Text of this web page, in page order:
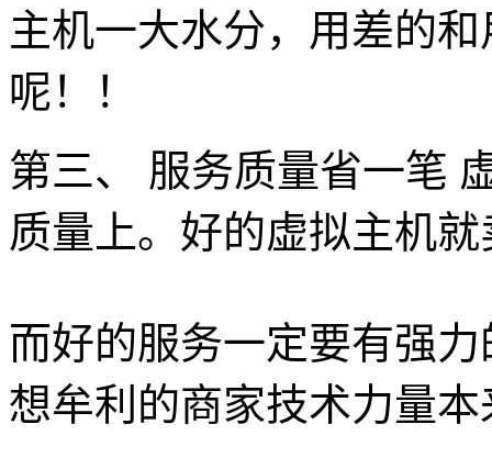
主机一大水分，用差的
呢！！
第三、 服务质量省一笔
质量上。好的虚拟主机
而好的服务一定要有强
想牟利的商家技术力量